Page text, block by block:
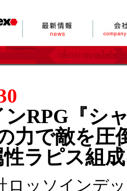
RPG『シ
力で敵を圧
性ラピス組
ッソインデ